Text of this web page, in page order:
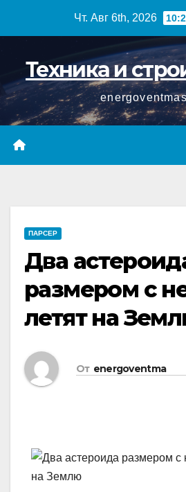
Чт. Авг 6th, 2026
Техника и
ПАРСЕР
Два
размером с
летят на
От energoventma